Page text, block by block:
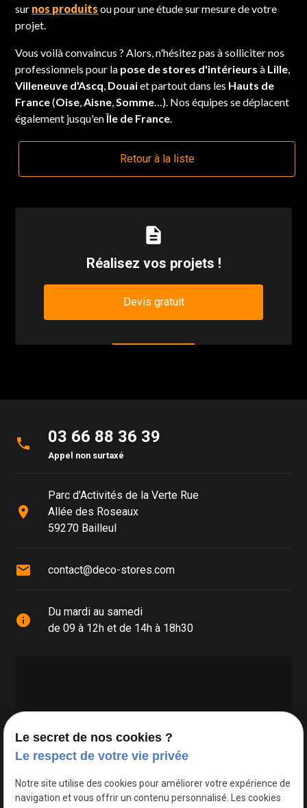
sur nos produits ou pour une étude sur mesure de votre
projet.
Vous voilà convaincus ? Alors, n'hésitez pas à solliciter nos
professionnels pour la pose de stores d'intérieurs à Lille,
Villeneuve d'Ascq, Douaiet partout dans les Hauts de
France(Oise,Aisne,Somme…). Nos équipes se déplacent
également jusqu'enÎle de France.
Retour à la liste
description
Réalisez vos projets !
Devis gratuit
phone 03 66 88 36 39
Appel non surtaxé
place
Parc d'Activités de la Verte Rue
Allée des Roseaux
59270 Bailleul
mail contact@deco-stores.com
info
Du mardi au samedi
de 09 à 12h et de 14h à 18h30
Google Maps Search API est désactivé.
Le secret de nos cookies ?
Le respect de votre vie privée
Notre site utilise des cookies pour améliorer votre expérience de
navigation et vous offrir un contenu personnalisé. Les cookies